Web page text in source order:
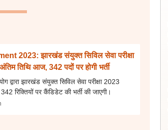
2023: झारखंड संयुक्त सिविल सेवा परीक्षा
तिथि आज, 342 पदों पर होगी भर्ती
द्वारा झारखंड संयुक्त सिविल सेवा परीक्षा 2023
रिक्तियों पर कैंडिडेट की भर्ती की जाएगी।